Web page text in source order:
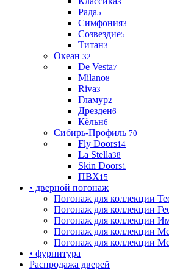
Рада5
Симфония3
Созвездие5
Титан3
Океан 32
De Vesta7
Milano8
Riva3
Гламур2
Дрезден6
Кёльн6
Сибирь-Профиль 70
Fly Doors14
La Stella38
Skin Doors1
ПВХ15
• дверной погонаж
Погонаж для коллекции
Погонаж для коллекции
Погонаж для коллекции
Погонаж для коллекции
Погонаж для коллекции
• фурнитура
Распродажа дверей